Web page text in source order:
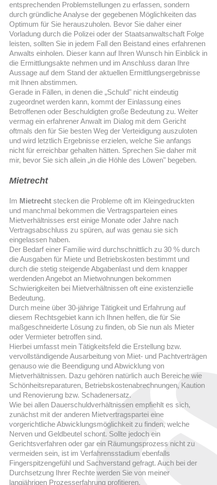
entsprechenden Problemstellungen zu erfassen, sondern
durch gründliche Analyse der gegebenen Möglichkeiten das
Optimum für Sie herauszuholen. Bevor Sie daher einer
Vorladung durch die Polizei oder der Staatsanwaltschaft Folge
leisten, sollten Sie in jedem Fall den Beistand eines erfahrenen
Anwalts einholen. Dieser kann auf Ihren Wunsch hin Einblick in
die Ermittlungsakte nehmen und im Anschluss daran Ihre
Aussage auf dem Stand der aktuellen Ermittlungsergebnisse
mit Ihnen abstimmen.
Gerade in Fällen, in denen die „Schuld" nicht eindeutig
zugeordnet werden kann, kommt der Einlassung eines
Betroffenen oder Beschuldigten große Bedeutung zu. Weiter
vermag ein erfahrener Anwalt im Dialog mit dem Gericht
oftmals den für Sie besten Weg der Verteidigung auszuloten
und wird letztlich Ergebnisse erzielen, welche Sie anfangs
nicht für erreichbar gehalten hätten. Sprechen Sie daher mit
mir, bevor Sie sich allein „in die Höhle des Löwen" begeben.
Mietrecht
Im Mietrecht stecken die Probleme oft im Kleingedruckten
und manchmal bekommen die Vertragsparteien eines
Mietverhältnisses erst einige Monate oder Jahre nach
Vertragsabschluss zu spüren, auf was genau sie sich
eingelassen haben.
Der Bedarf einer Familie wird durchschnittlich zu 30 % durch
die Ausgaben für Miete und Betriebskosten bestimmt und
durch die stetig steigende Abgabenlast und dem knapper
werdenden Angebot an Mietwohnungen bekommen
Schwierigkeiten bei Mietverhältnissen oft eine existenzielle
Bedeutung.
Durch meine über 30-jährige Tätigkeit und Erfahrung auf
diesem Rechtsgebiet kann ich Ihnen helfen, die für Sie
maßgeschneiderte Lösung zu finden, ob Sie nun als Mieter
oder Vermieter betroffen sind.
Hierbei umfasst mein Tätigkeitsfeld die Erstellung bzw.
vervollständigende Ausarbeitung von Miet- und Pachtverträgen
genauso wie die Beendigung und Abwicklung von
Mietverhältnissen. Dazu gehören natürlich auch Bereiche wie
Schönheitsreparaturen, Betriebskostenabrechnungen, Kaution
und Renovierung bzw. Schadenersatz.
Wie bei allen Dauerschuldverhältnissen empfiehlt es sich,
zunächst mit der anderen Mietvertragspartei eine
vorgerichtliche Abwicklungsmöglichkeit zu finden, welche
Nerven und Geldbeutel schont. Sollte jedoch ein
Gerichtsverfahren oder gar ein Räumungsprozess nicht zu
vermeiden sein, ist im Verfahrensstadium ebenfalls
Fingerspitzengefühl und Sachverstand gefragt. Auch bei der
Durchsetzung Ihrer Rechte werden Sie von meiner
langjährigen Prozesserfahrung profitieren.